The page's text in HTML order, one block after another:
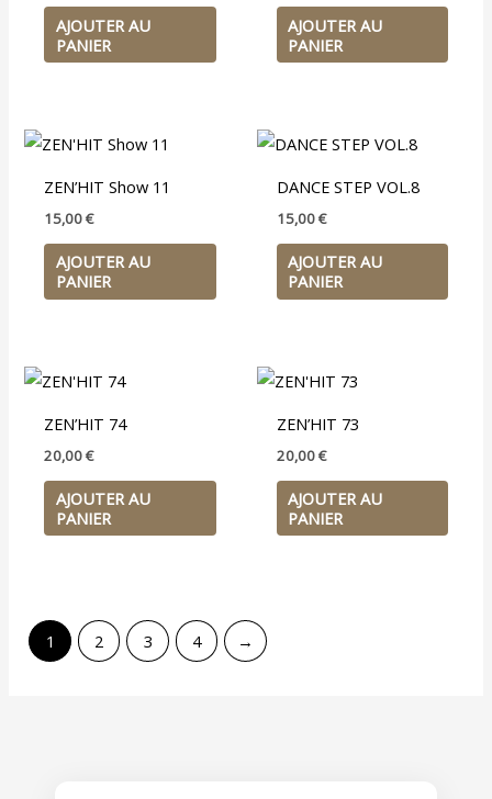
AJOUTER AU
PANIER
AJOUTER AU
PANIER
ZEN’HIT Show 11
15,00€
AJOUTER AU
PANIER
DANCE STEP VOL.8
15,00€
AJOUTER AU
PANIER
ZEN’HIT 74
20,00€
AJOUTER AU
PANIER
ZEN’HIT 73
20,00€
AJOUTER AU
PANIER
1 2 3 4 →